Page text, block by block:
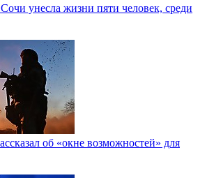
унесла жизни пяти человек, среди
об «окне возможностей» для